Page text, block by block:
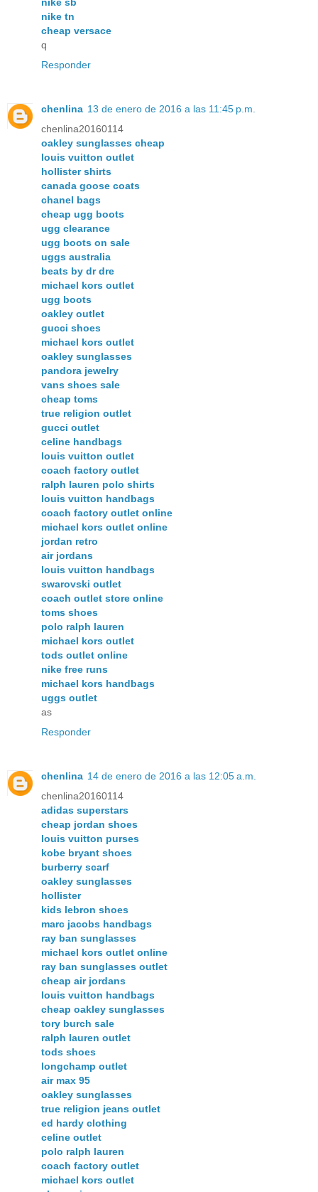
nike tn
cheap versace
q
Responder
chenlina 13 de enero de 2016 a las 11:45 p.m.
chenlina20160114
oakley sunglasses cheap
louis vuitton outlet
hollister shirts
canada goose coats
chanel bags
cheap ugg boots
ugg clearance
ugg boots on sale
uggs australia
beats by dr dre
michael kors outlet
ugg boots
oakley outlet
gucci shoes
michael kors outlet
oakley sunglasses
pandora jewelry
vans shoes sale
cheap toms
true religion outlet
gucci outlet
celine handbags
louis vuitton outlet
coach factory outlet
ralph lauren polo shirts
louis vuitton handbags
coach factory outlet online
michael kors outlet online
jordan retro
air jordans
louis vuitton handbags
swarovski outlet
coach outlet store online
toms shoes
polo ralph lauren
michael kors outlet
tods outlet online
nike free runs
michael kors handbags
uggs outlet
as
Responder
chenlina 14 de enero de 2016 a las 12:05 a.m.
chenlina20160114
adidas superstars
cheap jordan shoes
louis vuitton purses
kobe bryant shoes
burberry scarf
oakley sunglasses
hollister
kids lebron shoes
marc jacobs handbags
ray ban sunglasses
michael kors outlet online
ray ban sunglasses outlet
cheap air jordans
louis vuitton handbags
cheap oakley sunglasses
tory burch sale
ralph lauren outlet
tods shoes
longchamp outlet
air max 95
oakley sunglasses
true religion jeans outlet
ed hardy clothing
celine outlet
polo ralph lauren
coach factory outlet
michael kors outlet